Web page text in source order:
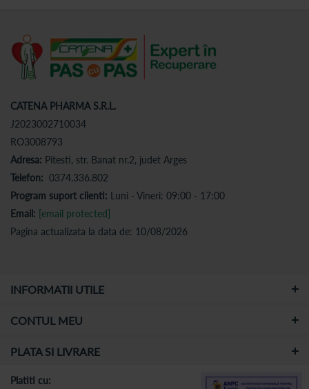
CATENA PHARMA S.R.L.
J2023002710034
RO3008793
Adresa: Pitesti, str. Banat nr.2, judet Arges
Telefon: 0374.336.802
Program suport clienti: Luni - Vineri: 09:00 - 17:00
Email: [email protected]
Pagina actualizata la data de: 10/08/2026
INFORMATII UTILE
CONTUL MEU
PLATA SI LIVRARE
Platiti cu: